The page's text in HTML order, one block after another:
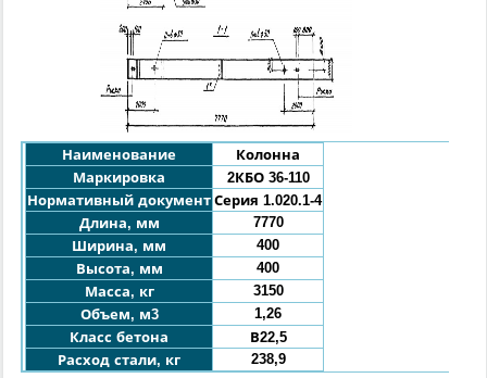
Наименование
Колонна
Маркировка
2КБО 36-110
Нормативный документ Серия 1.020.1-4
Длина, мм
7770
Ширина, мм
400
Высота, мм
400
Масса, кг
3150
Объем, м3
1,26
Класс бетона
В22,5
Расход стали, кг
238,9